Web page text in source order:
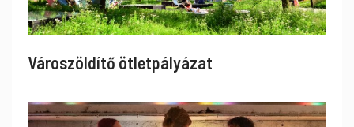
Városzöldítő ötletpályázat